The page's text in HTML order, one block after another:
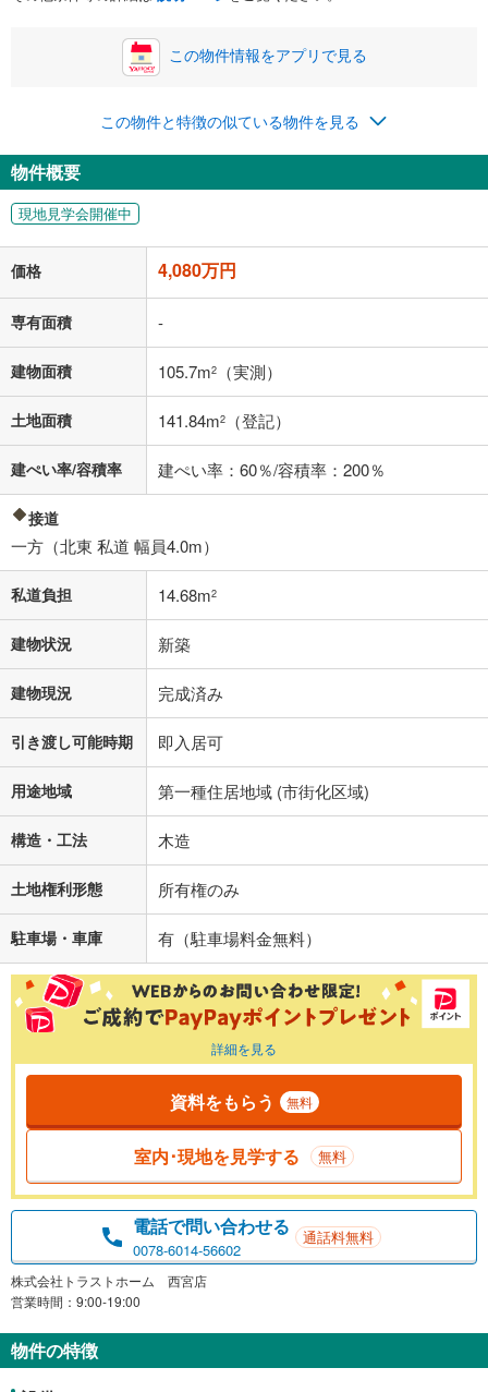
0円
ナス時の増額分（1回分）を入力してください。
ボーナス払いの限度額は金融機関によって異なります。
閉じる
月々の返済額
る値は、実際の金融機関等における貸出金利とは何ら関係がなく、実際
の金融機関等における貸出金利を何ら保証するものではありません。返
済方法「元利均等返済」にて算出しております。入力された金利を35年
借り入れの際は各金融機関等に、必ずご自身でご確認をお願いいたしま
す。
条件によってお借り入れができないことがあります。
不動産会社に購入相談をする 無料
この物件情報をアプリで見る
この物件と特徴の似ている物件を見る
物件概要
現地見学会開催中
価格 4,080万円
専有面積 -
建物面積 105.7m2 （実測）
土地面積 141.84m2 （登記）
建ぺい率/容積率 建ぺい率：60％/容積率：200％
接道
一方（北東 私道 幅員4.0m）
私道負担 14.68m2
建物状況 新築
建物現況 完成済み
引き渡し可能時期 即入居可
用途地域 第一種住居地域 (市街化区域)
構造・工法 木造
土地権利形態 所有権のみ
駐車場・車庫 有（駐車場料金無料）
詳細を見る
資料をもらう 無料
室内･現地を見学する 無料
電話で問い合わせる
0078-6014-56602
通話料無料
株式会社トラストホーム 西宮店
営業時間：9:00-19:00
物件の特徴